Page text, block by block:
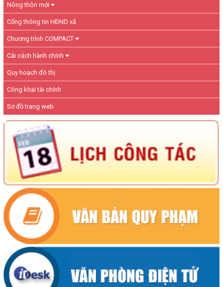
Nông thôn mới
Cổng thông tin HĐND xã
Chương trình COMPACT
Cải cách hành chính
Quy hoạch đô thị
Công khai tài chính
Sơ đồ trang web